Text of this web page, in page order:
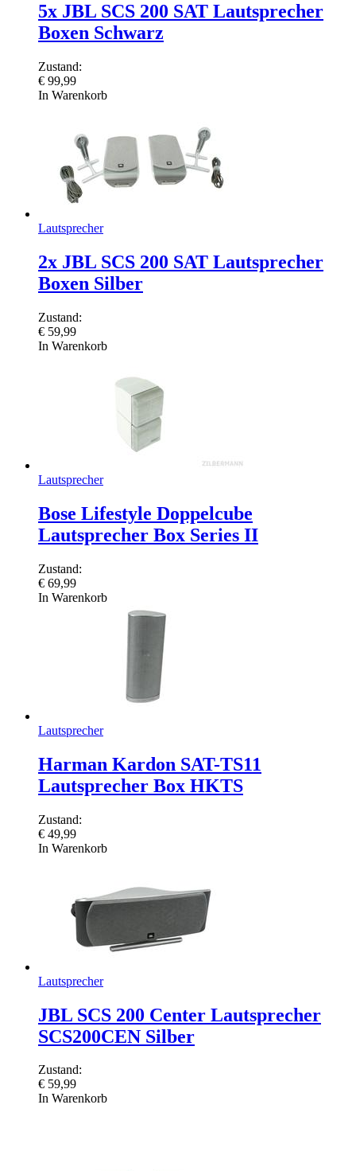
5x JBL SCS 200 SAT Lautsprecher
Boxen Schwarz
Zustand:
€ 99,99
In Warenkorb
Lautsprecher
2x JBL SCS 200 SAT Lautsprecher
Boxen Silber
Zustand:
€ 59,99
In Warenkorb
Lautsprecher
Bose Lifestyle Doppelcube
Lautsprecher Box Series II
Zustand:
€ 69,99
In Warenkorb
Lautsprecher
Harman Kardon SAT-TS11
Lautsprecher Box HKTS
Zustand:
€ 49,99
In Warenkorb
Lautsprecher
JBL SCS 200 Center Lautsprecher
SCS200CEN Silber
Zustand:
€ 59,99
In Warenkorb